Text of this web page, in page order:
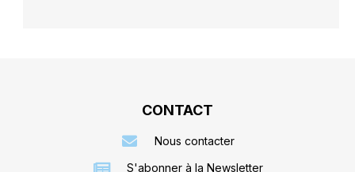
CONTACT
Nous contacter
S'abonner à la Newsletter